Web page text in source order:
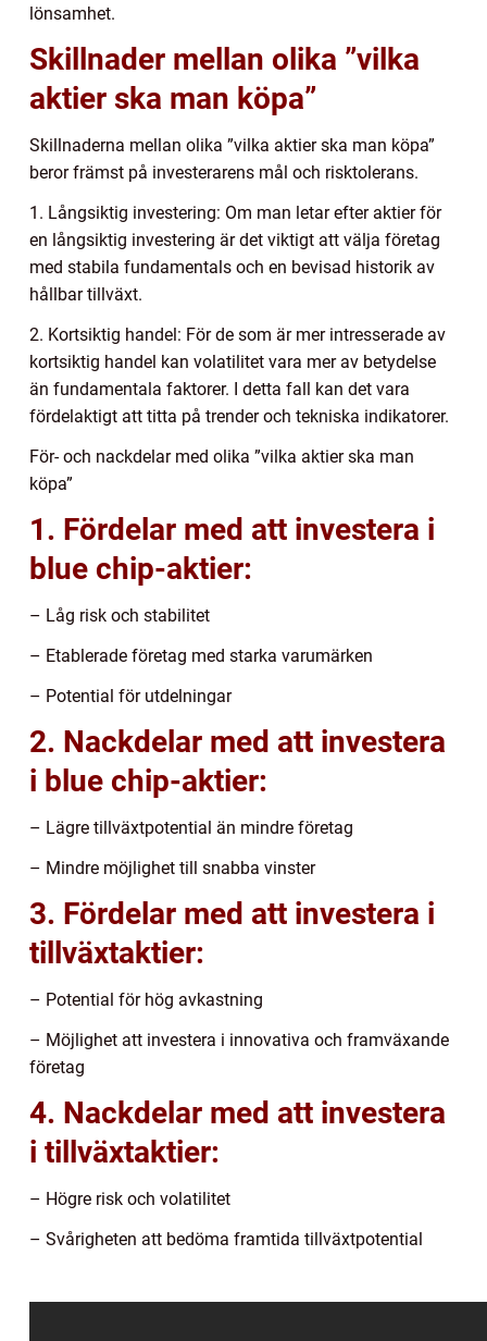
lönsamhet.
Skillnader mellan olika ”vilka
aktier ska man köpa”
Skillnaderna mellan olika ”vilka aktier ska man köpa”
beror främst på investerarens mål och risktolerans.
1. Långsiktig investering: Om man letar efter aktier för
en långsiktig investering är det viktigt att välja företag
med stabila fundamentals och en bevisad historik av
hållbar tillväxt.
2. Kortsiktig handel: För de som är mer intresserade av
kortsiktig handel kan volatilitet vara mer av betydelse
än fundamentala faktorer. I detta fall kan det vara
fördelaktigt att titta på trender och tekniska indikatorer.
För- och nackdelar med olika ”vilka aktier ska man
köpa”
1. Fördelar med att investera i
blue chip-aktier:
– Låg risk och stabilitet
– Etablerade företag med starka varumärken
– Potential för utdelningar
2. Nackdelar med att investera
i blue chip-aktier:
– Lägre tillväxtpotential än mindre företag
– Mindre möjlighet till snabba vinster
3. Fördelar med att investera i
tillväxtaktier:
– Potential för hög avkastning
– Möjlighet att investera i innovativa och framväxande
företag
4. Nackdelar med att investera
i tillväxtaktier:
– Högre risk och volatilitet
– Svårigheten att bedöma framtida tillväxtpotential